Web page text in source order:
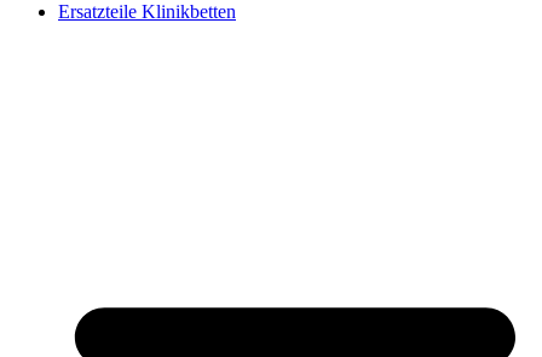
Ersatzteile Klinikbetten